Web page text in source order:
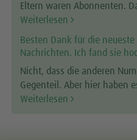
Eltern waren Abonnenten.
Weiterlesen
Besten Dank für die
Nachrichten. Ich fand sie
Nicht, dass die anderen
Gegenteil. Aber hier haben
Weiterlesen